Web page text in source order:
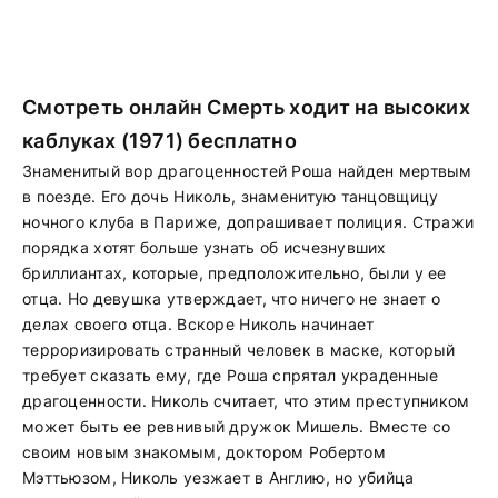
Смотреть онлайн Смерть ходит на высоких
каблуках (1971) бесплатно
Знаменитый вор драгоценностей Роша найден мертвым
в поезде. Его дочь Николь, знаменитую танцовщицу
ночного клуба в Париже, допрашивает полиция. Стражи
порядка хотят больше узнать об исчезнувших
бриллиантах, которые, предположительно, были у ее
отца. Но девушка утверждает, что ничего не знает о
делах своего отца. Вскоре Николь начинает
терроризировать странный человек в маске, который
требует сказать ему, где Роша спрятал украденные
драгоценности. Николь считает, что этим преступником
может быть ее ревнивый дружок Мишель. Вместе со
своим новым знакомым, доктором Робертом
Мэттьюзом, Николь уезжает в Англию, но убийца